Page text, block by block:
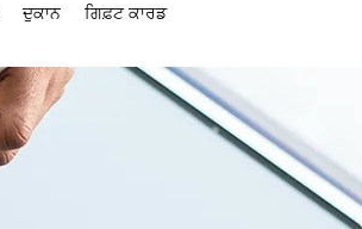
ਦੁਕਾਨ ਗਿਫ਼ਟ ਕਾਰਡ